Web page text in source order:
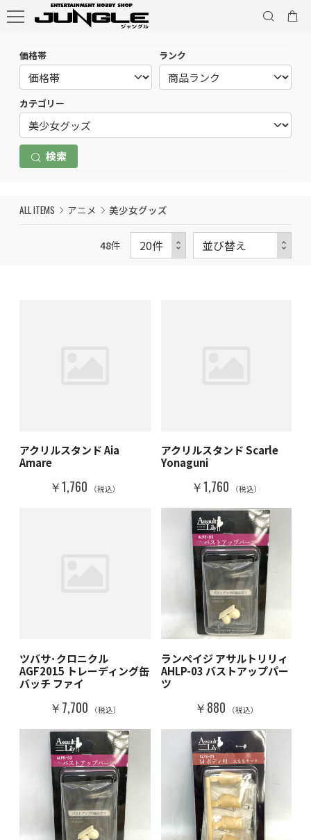
価格帯 ランク
カテゴリー
検索
ALL ITEMS アニメ 美少女グッズ
48件
アクリルスタンド Aia
Amare
￥1,760 （税込）
アクリルスタンド Scarle
Yonaguni
￥1,760 （税込）
ツバサ･クロニクル
AGF2015 トレーディング缶
バッチ ファイ
￥7,700 （税込）
ランペイジ アサルトリリィ
AHLP-03 バストアップパー
ツ
￥880 （税込）